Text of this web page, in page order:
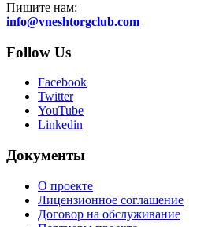
Пишите нам:
info@vneshtorgclub.com
Follow Us
Facebook
Twitter
YouTube
Linkedin
Документы
О проекте
Лицензионное соглашение
Договор на обслуживание